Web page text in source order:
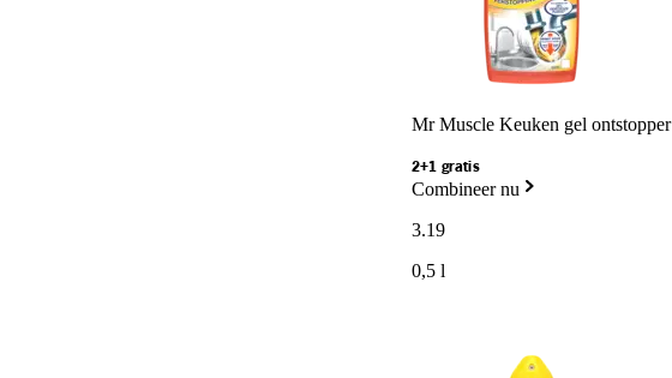
Mr Muscle Keuken gel ontstopper
2+1 gratis
Combineer nu
3.19
0,5 l